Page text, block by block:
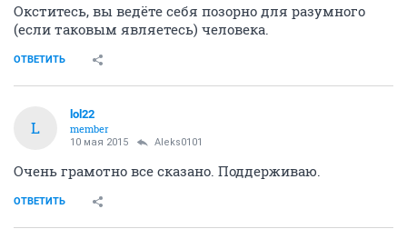
Окститесь, вы ведёте себя позорно для разумного
(если таковым являетесь) человека.
ОТВЕТИТЬ
L
lol22
member
10 мая 2015 Aleks0101
Очень грамотно все сказано. Поддерживаю.
ОТВЕТИТЬ